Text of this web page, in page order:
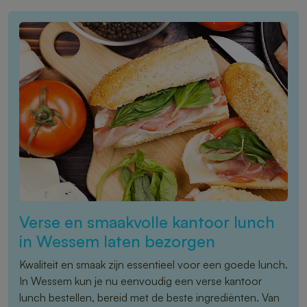
Verse en smaakvolle kantoor lunch
in Wessem laten bezorgen
Kwaliteit en smaak zijn essentieel voor een goede lunch.
In Wessem kun je nu eenvoudig een verse kantoor
lunch bestellen, bereid met de beste ingrediënten. Van